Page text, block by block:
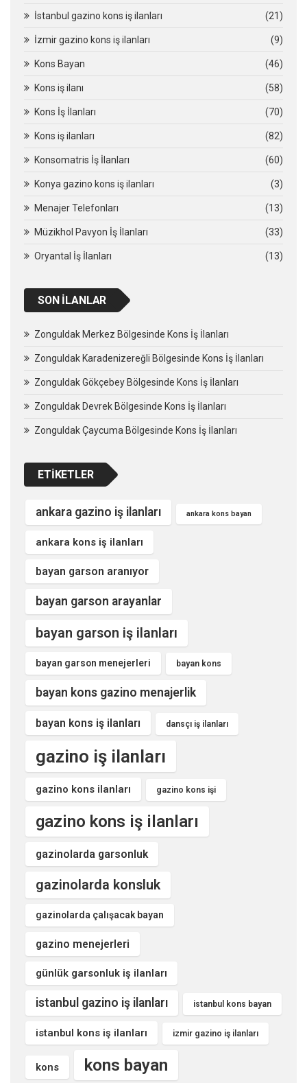
İstanbul gazino kons iş ilanları (21)
İzmir gazino kons iş ilanları (9)
Kons Bayan (46)
Kons iş ilanı (58)
Kons İş İlanları (70)
Kons iş ilanları (82)
Konsomatris İş İlanları (60)
Konya gazino kons iş ilanları (3)
Menajer Telefonları (13)
Müzikhol Pavyon İş İlanları (33)
Oryantal İş İlanları (13)
SON İLANLAR
Zonguldak Merkez Bölgesinde Kons İş İlanları
Zonguldak Karadenizereğli Bölgesinde Kons İş İlanları
Zonguldak Gökçebey Bölgesinde Kons İş İlanları
Zonguldak Devrek Bölgesinde Kons İş İlanları
Zonguldak Çaycuma Bölgesinde Kons İş İlanları
ETIKETLER
ankara gazino iş ilanları ankara kons bayan
ankara kons iş ilanları
bayan garson aranıyor
bayan garson arayanlar
bayan garson iş ilanları
bayan garson menejerleri bayan kons
bayan kons gazino menajerlik
bayan kons iş ilanları dansçı iş ilanları
gazino iş ilanları
gazino kons ilanları gazino kons işi
gazino kons iş ilanları
gazinolarda garsonluk
gazinolarda konsluk
gazinolarda çalışacak bayan
gazino menejerleri
günlük garsonluk iş ilanları
istanbul gazino iş ilanları istanbul kons bayan
istanbul kons iş ilanları izmir gazino iş ilanları
kons kons bayan